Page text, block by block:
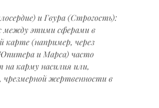
и Гвура (Строгость):
между этими сферами в
карте (например, через
и Марса) часто
на карму насилия или,
чрезмерной жертвенности в